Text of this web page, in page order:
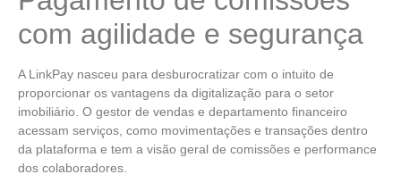
com agilidade e segurança
A LinkPay nasceu para desburocratizar com o intuito de
proporcionar os vantagens da digitalização para o setor
imobiliário. O gestor de vendas e departamento financeiro
acessam serviços, como movimentações e transações dentro
da plataforma e tem a visão geral de comissões e performance
dos colaboradores.